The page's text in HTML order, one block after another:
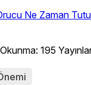
Ne Zaman
Okunma: 195